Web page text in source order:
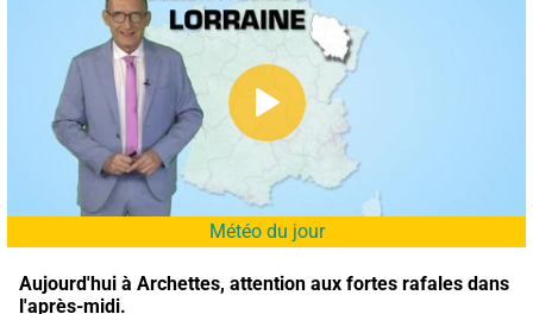
Météo du jour
Aujourd'hui à Archettes, attention aux fortes rafales dans
l'après-midi.